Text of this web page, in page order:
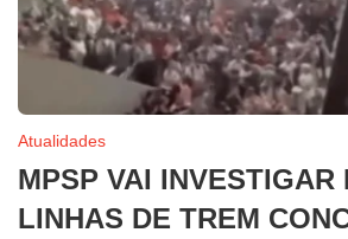
Atualidades
MPSP VAI INVESTIGAR
LINHAS DE TREM